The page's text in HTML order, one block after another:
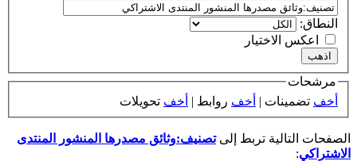
النطاق:
اعكس الاختيار
مرشحات
أخف تضمينات | أخف روابط | أخف تحويلات
الصفحات التالية تربط إلىتصنيف:وثائق مصدرها المنشور المنتدى
الاشتراكي: